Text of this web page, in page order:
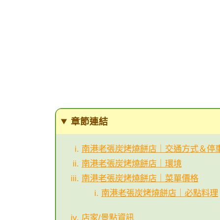
章節連結
南港老張炭烤燒餅店｜交通方式＆停
南港老張炭烤燒餅店｜環境
南港老張炭烤燒餅店｜菜單價格
南港老張炭烤燒餅店｜必點料理
店家/景點資訊